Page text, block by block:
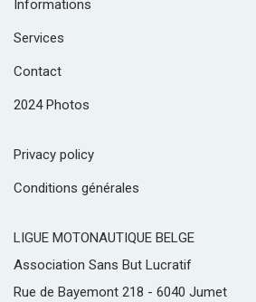
Informations
Services
Contact
2024 Photos
Privacy policy
Conditions générales
LIGUE MOTONAUTIQUE BELGE
Association Sans But Lucratif
Rue de Bayemont 218 - 6040 Jumet